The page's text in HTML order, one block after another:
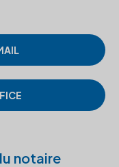
notaire